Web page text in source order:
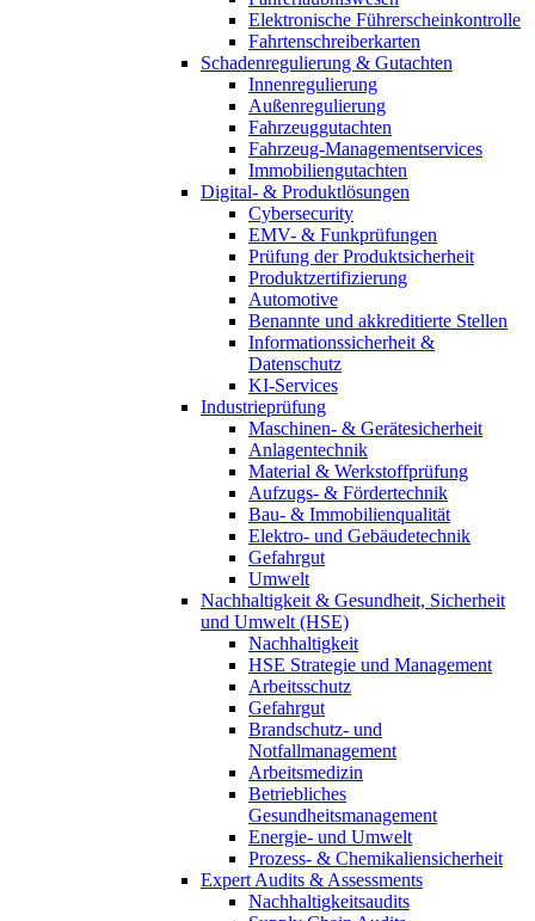
Elektronische Führerscheinkontrolle
Fahrtenschreiberkarten
Schadenregulierung & Gutachten
Innenregulierung
Außenregulierung
Fahrzeuggutachten
Fahrzeug-Managementservices
Immobiliengutachten
Digital- & Produktlösungen
Cybersecurity
EMV- & Funkprüfungen
Prüfung der Produktsicherheit
Produktzertifizierung
Automotive
Benannte und akkreditierte Stellen
Informationssicherheit &
Datenschutz
KI-Services
Industrieprüfung
Maschinen- & Gerätesicherheit
Anlagentechnik
Material & Werkstoffprüfung
Aufzugs- & Fördertechnik
Bau- & Immobilienqualität
Elektro- und Gebäudetechnik
Gefahrgut
Umwelt
Nachhaltigkeit & Gesundheit, Sicherheit
und Umwelt (HSE)
Nachhaltigkeit
HSE Strategie und Management
Arbeitsschutz
Gefahrgut
Brandschutz- und
Notfallmanagement
Arbeitsmedizin
Betriebliches
Gesundheitsmanagement
Energie- und Umwelt
Prozess- & Chemikaliensicherheit
Expert Audits & Assessments
Nachhaltigkeitsaudits